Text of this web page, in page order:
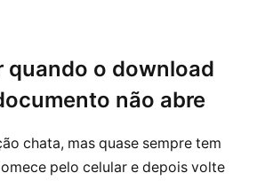
quando o download
não abre
chata, mas quase sempre tem
pelo celular e depois volte